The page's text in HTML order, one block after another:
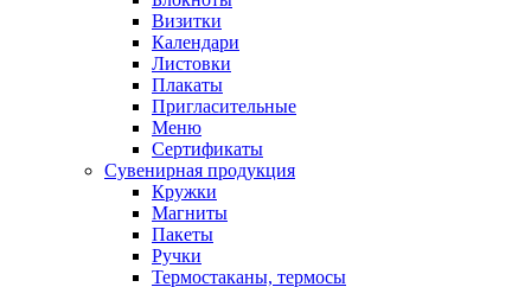
Визитки
Календари
Листовки
Плакаты
Пригласительные
Меню
Сертификаты
Сувенирная продукция
Кружки
Магниты
Пакеты
Ручки
Термостаканы, термосы